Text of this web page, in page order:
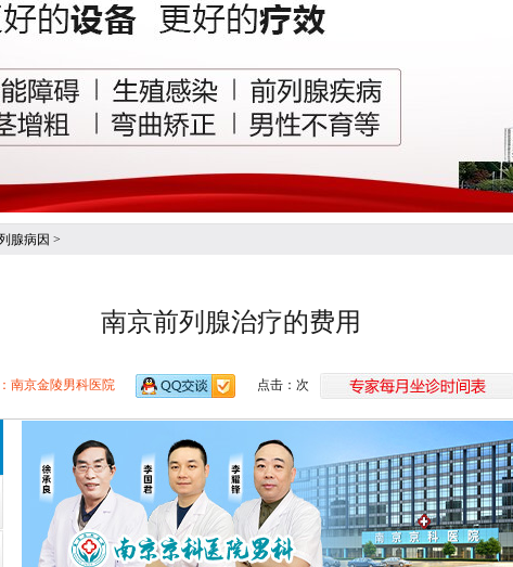
腺病因 >
南京前列腺治疗的费用
南京金陵男科医院 点击： 次